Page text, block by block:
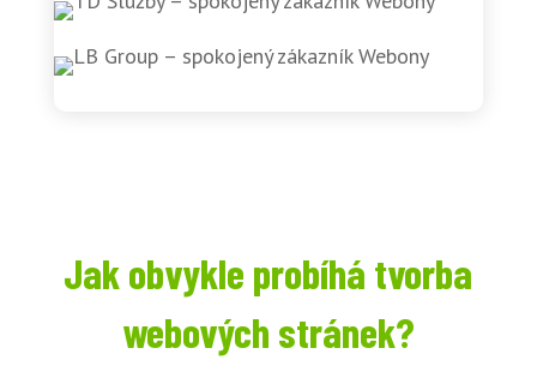
Jak obvykle probíhá tvorba
webových stránek?